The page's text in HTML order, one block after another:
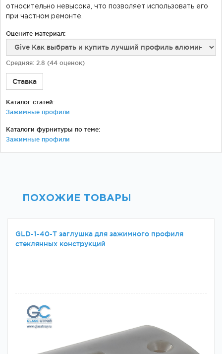
относительно невысока, что позволяет использовать его
при частном ремонте.
Оцените материал:
Средняя: 2.8 (44 оценок)
Ставка
Каталог статей:
Зажимные профили
Каталоги фурнитуры по теме:
Зажимные профили
ПОХОЖИЕ ТОВАРЫ
GLD-1-40-Т заглушка для зажимного профиля
стеклянных конструкций